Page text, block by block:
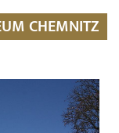
CHEMNITZ